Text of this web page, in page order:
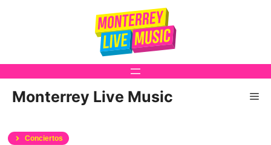
Monterrey Live Music
Conciertos